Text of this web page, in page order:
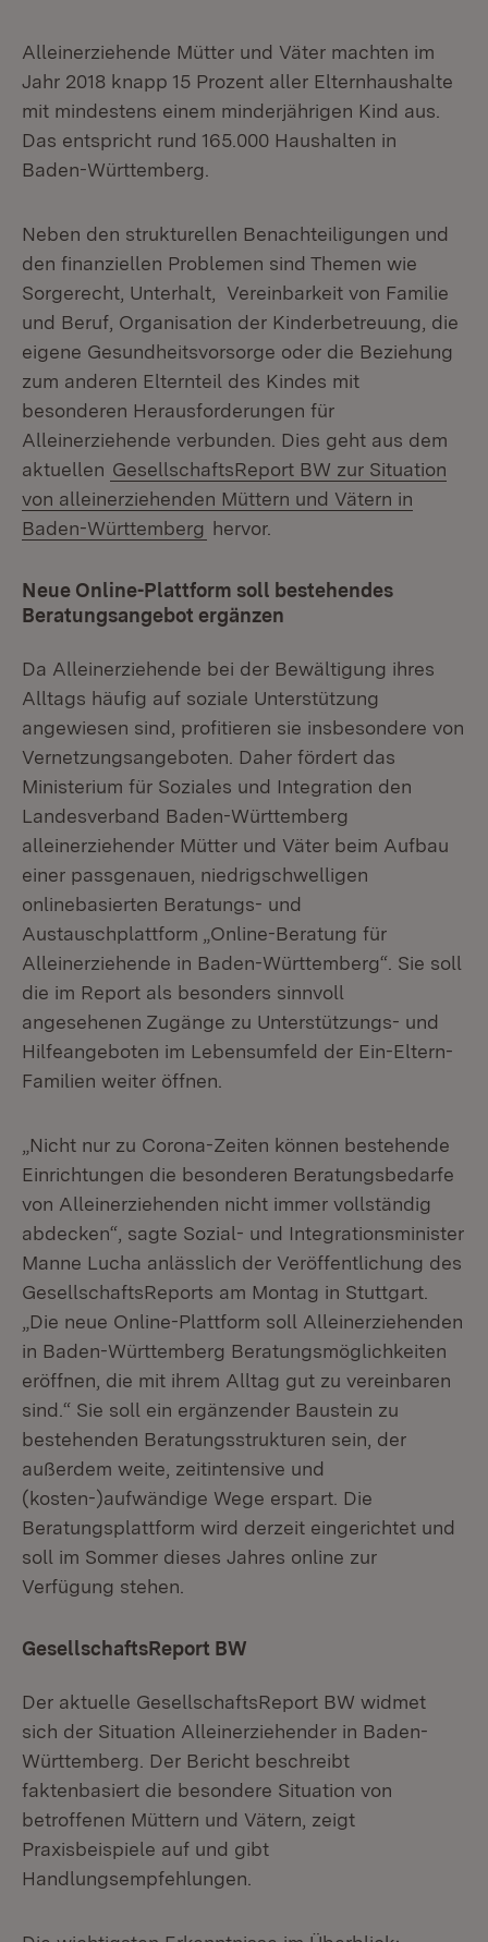
Alleinerziehende Mütter und Väter machten im
Jahr 2018 knapp 15 Prozent aller Elternhaushalte
mit mindestens einem minderjährigen Kind aus.
Das entspricht rund 165.000 Haushalten in
Baden-Württemberg.
Neben den strukturellen Benachteiligungen und
den finanziellen Problemen sind Themen wie
Sorgerecht, Unterhalt, Vereinbarkeit von Familie
und Beruf, Organisation der Kinderbetreuung, die
eigene Gesundheitsvorsorge oder die Beziehung
zum anderen Elternteil des Kindes mit
besonderen Herausforderungen für
Alleinerziehende verbunden. Dies geht aus dem
aktuellen GesellschaftsReport BW zur Situation
von alleinerziehenden Müttern und Vätern in
Baden-Württemberg hervor.
Neue Online-Plattform soll bestehendes
Beratungsangebot ergänzen
Da Alleinerziehende bei der Bewältigung ihres
Alltags häufig auf soziale Unterstützung
angewiesen sind, profitieren sie insbesondere von
Vernetzungsangeboten. Daher fördert das
Ministerium für Soziales und Integration den
Landesverband Baden-Württemberg
alleinerziehender Mütter und Väter beim Aufbau
einer passgenauen, niedrigschwelligen
onlinebasierten Beratungs- und
Austauschplattform „Online-Beratung für
Alleinerziehende in Baden-Württemberg“. Sie soll
die im Report als besonders sinnvoll
angesehenen Zugänge zu Unterstützungs- und
Hilfeangeboten im Lebensumfeld der Ein-Eltern-
Familien weiter öffnen.
„Nicht nur zu Corona-Zeiten können bestehende
Einrichtungen die besonderen Beratungsbedarfe
von Alleinerziehenden nicht immer vollständig
abdecken“, sagte Sozial- und Integrationsminister
Manne Lucha anlässlich der Veröffentlichung des
GesellschaftsReports am Montag in Stuttgart.
„Die neue Online-Plattform soll Alleinerziehenden
in Baden-Württemberg Beratungsmöglichkeiten
eröffnen, die mit ihrem Alltag gut zu vereinbaren
sind.“ Sie soll ein ergänzender Baustein zu
bestehenden Beratungsstrukturen sein, der
außerdem weite, zeitintensive und
(kosten-)aufwändige Wege erspart. Die
Beratungsplattform wird derzeit eingerichtet und
soll im Sommer dieses Jahres online zur
Verfügung stehen.
GesellschaftsReport BW
Der aktuelle GesellschaftsReport BW widmet
sich der Situation Alleinerziehender in Baden-
Württemberg. Der Bericht beschreibt
faktenbasiert die besondere Situation von
betroffenen Müttern und Vätern, zeigt
Praxisbeispiele auf und gibt
Handlungsempfehlungen.